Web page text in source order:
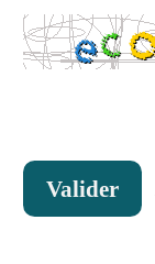
Valider